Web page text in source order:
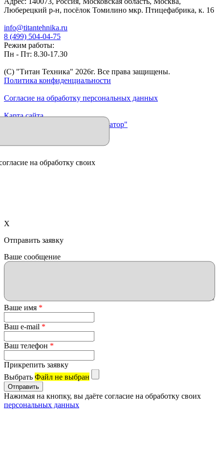
Люберецкий р-н, посёлок Томилино мкр. Птицефабрика, к. 16
info@titantehnika.ru
8 (499) 504-04-75
Режим работы:
Пн - Пт: 8.30-17.30
(C) "Титан Техника" 2026г. Все права защищены.
Политика конфиденциальности
Согласие на обработку персональных данных
Карта сайта
Продвижение сайта "Иллюминатор"
на обработку своих
X
Отправить заявку
Ваше сообщение
Ваше имя *
Ваш e-mail *
Ваш телефон *
Прикрепить заявку
Выбрать Файл не выбран
Нажимая на кнопку, вы даёте согласие на обработку своих
персональных данных